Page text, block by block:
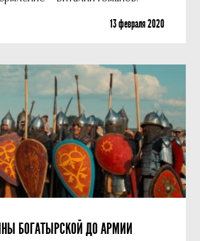
13 февраля 2020
БОГАТЫРСКОЙ ДО АРМИИ